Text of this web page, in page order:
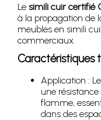
Le simili cuir certifié
à la propagation de
meubles en simili
commerciaux.
Caractéristiques
Application :
une
flamme,
dans des